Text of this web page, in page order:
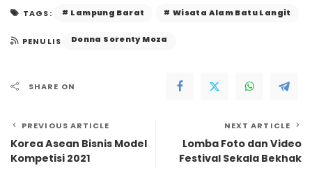
TAGS: Lampung Barat Wisata Alam Batu Langit
PENULIS Donna Sorenty Moza
SHARE ON
PREVIOUS ARTICLE
Korea Asean Bisnis Model
Kompetisi 2021
NEXT ARTICLE
Lomba Foto dan Video
Festival Sekala Bekhak